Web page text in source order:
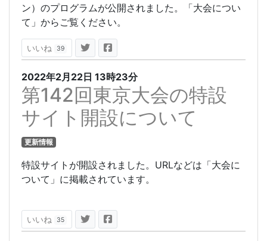
ン）のプログラムが公開されました。「大会につい
て」からご覧ください。
いいね 39
2022年2月22日 13時23分
第142回東京大会の特設
サイト開設について
更新情報
特設サイトが開設されました。URLなどは「大会に
ついて」に掲載されています。
いいね 35